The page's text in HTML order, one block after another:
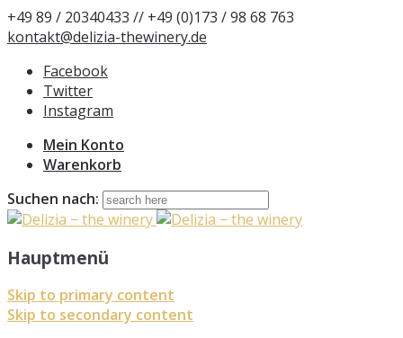
+49 89 / 20340433 // +49 (0)173 / 98 68 763
kontakt@delizia-thewinery.de
Facebook
Twitter
Instagram
Mein Konto
Warenkorb
Suchen nach:
Hauptmenü
Skip to primary content
Skip to secondary content